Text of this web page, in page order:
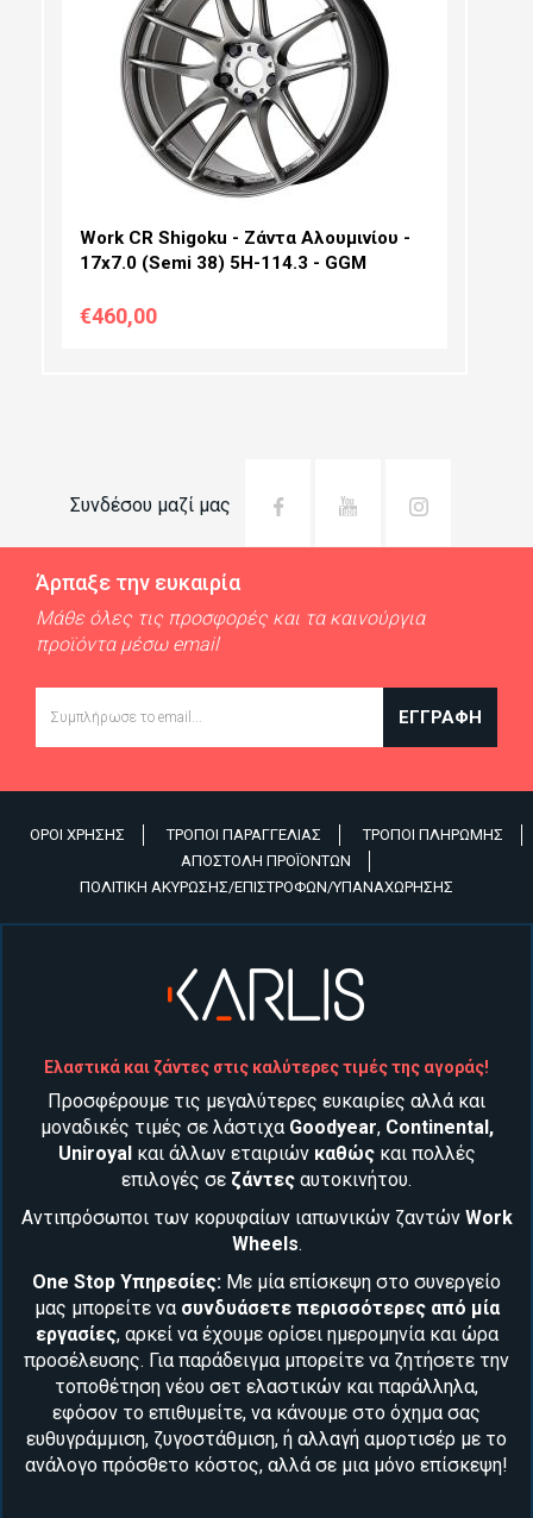
Work CR Shigoku - Ζάντα Αλουμινίου -
17x7.0 (Semi 38) 5H-114.3 - GGM
€460,00
ΔΙΆΜΕΤΡΟΣ:
ΠΛΆΤΟΣ:
PCD SELECTION:
OFFSET:
Συνδέσου μαζί μας
Άρπαξε την ευκαιρία
Μάθε όλες τις προσφορές και τα καινούργια
προϊόντα μέσω email
ΕΓΓΡΑΦΉ
ΌΡΟΙ ΧΡΉΣΗΣ ΤΡΌΠΟΙ ΠΑΡΑΓΓΕΛΊΑΣ
ΤΡΌΠΟΙ ΠΛΗΡΩΜΉΣ
ΑΠΟΣΤΟΛΉ ΠΡΟΪΌΝΤΩΝ
ΠΟΛΙΤΙΚΉ ΑΚΎΡΩΣΗΣ/ΕΠΙΣΤΡΟΦΏΝ/ΥΠΑΝΑΧΏΡΗΣΗΣ
Ελαστικά και ζάντες στις καλύτερες τιμές της αγοράς!
Προσφέρουμε τις μεγαλύτερες ευκαιρίες αλλά και
μοναδικές τιμές σε λάστιχα Goodyear, Continental ,
Uniroyal και άλλων εταιριώνκαθώς και πολλές
επιλογές σε ζάντες αυτοκινήτου.
Αντιπρόσωποι των κορυφαίων ιαπωνικών ζαντών Work
Wheels.
One Stop Υπηρεσίες: Με μία επίσκεψη στο συνεργείο
μας μπορείτε να συνδυάσετε περισσότερες από μία
εργασίες, αρκεί να έχουμε ορίσει ημερομηνία και ώρα
προσέλευσης. Για παράδειγμα μπορείτε να ζητήσετε την
τοποθέτηση νέου σετ ελαστικών και παράλληλα,
εφόσον το επιθυμείτε, να κάνουμε στο όχημα σας
ευθυγράμμιση, ζυγοστάθμιση, ή αλλαγή αμορτισέρ με το
ανάλογο πρόσθετο κόστος, αλλά σε μια μόνο επίσκεψη!